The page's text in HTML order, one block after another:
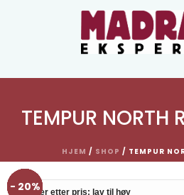
TEMPUR NORTH
HJEM / SHOP / TEMPUR
- 20%
- 20%
- 20%
- 20%
- 20%
- 20%
- 20%
- 20%